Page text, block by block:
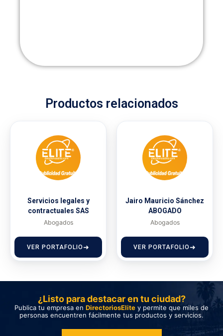
Productos relacionados
Servicios legales y
contractuales SAS
Abogados
VER PORTAFOLIO
Jairo Mauricio Sánchez
ABOGADO
Abogados
VER PORTAFOLIO
¿Listo para destacar en tu ciudad?
Publica tu empresa en DirectoriosElite y permite que miles de
personas encuentren fácilmente tus productos y servicios.